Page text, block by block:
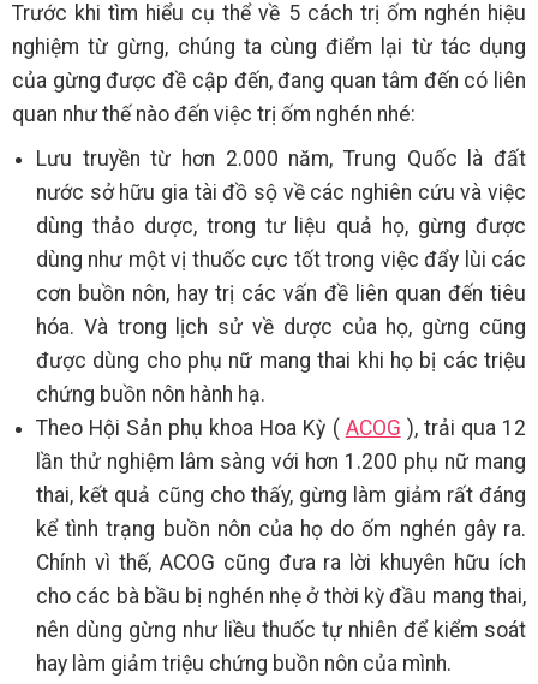
Trước khi tìm hiểu cụ thể về 5 cách trị ốm nghén hiệu
nghiệm từ gừng, chúng ta cùng điểm lại từ tác dụng
của gừng được đề cập đến, đang quan tâm đến có liên
quan như thế nào đến việc trị ốm nghén nhé:
Lưu truyền từ hơn 2.000 năm, Trung Quốc là đất
nước sở hữu gia tài đồ sộ về các nghiên cứu và việc
dùng thảo dược, trong tư liệu quả họ, gừng được
dùng như một vị thuốc cực tốt trong việc đẩy lùi các
cơn buồn nôn, hay trị các vấn đề liên quan đến tiêu
hóa. Và trong lịch sử về dược của họ, gừng cũng
được dùng cho phụ nữ mang thai khi họ bị các triệu
chứng buồn nôn hành hạ.
Theo Hội Sản phụ khoa Hoa Kỳ ( ACOG ), trải qua 12
lần thử nghiệm lâm sàng với hơn 1.200 phụ nữ mang
thai, kết quả cũng cho thấy, gừng làm giảm rất đáng
kể tình trạng buồn nôn của họ do ốm nghén gây ra.
Chính vì thế, ACOG cũng đưa ra lời khuyên hữu ích
cho các bà bầu bị nghén nhẹ ở thời kỳ đầu mang thai,
nên dùng gừng như liều thuốc tự nhiên để kiểm soát
hay làm giảm triệu chứng buồn nôn của mình.